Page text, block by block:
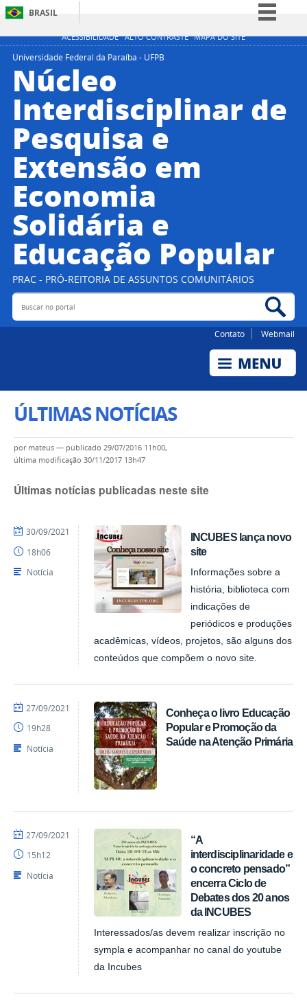
ACESSIBILIDADE ALTO CONTRASTE MAPA DO SITE
BRASIL
Simplifique!
Acesso à informação
Legislação
Universidade Federal da Paraíba - UFPB
Núcleo
Interdisciplinar de
Pesquisa e
Extensão em
Economia
Solidária e
Educação Popular
PRAC - PRÓ-REITORIA DE ASSUNTOS COMUNITÁRIOS
Buscar no portal
Contato Webmail
ÚLTIMAS NOTÍCIAS
por mateus — publicado 29/07/2016 11h00,
última modificação 30/11/2017 13h47
Últimas notícias publicadas neste site
INCUBES lança novo
site
Informações sobre a
história, biblioteca com
indicações de
periódicos e produções
acadêmicas, vídeos, projetos, são alguns dos
conteúdos que compõem o novo site.
por
publicado
30/09/2021
18h06
Notícia
Conheça o livro Educação
Popular e Promoção da
Saúde na Atenção Primária
por
publicado
27/09/2021
19h28
Notícia
“A
interdisciplinaridade e
o concreto pensado”
encerra Ciclo de
Debates dos 20 anos
da INCUBES
Interessados/as devem realizar inscrição no
sympla e acompanhar no canal do youtube
da Incubes
por
publicado
27/09/2021
15h12
Notícia